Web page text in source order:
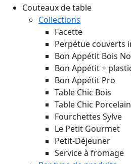
Couteaux de table
Collections
Facette
Perpétue couverts
Bon Appétit Bois
Bon Appétit +
Bon Appétit Pro
Table Chic Bois
Table Chic
Fourchettes Sylve
Le Petit Gourmet
Petit-Déjeuner
Service à fromage